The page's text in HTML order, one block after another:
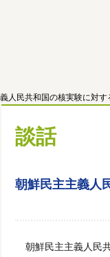
人民共和国の核実験に対す
談話
朝鮮民主主義人
朝鮮民主主義人民